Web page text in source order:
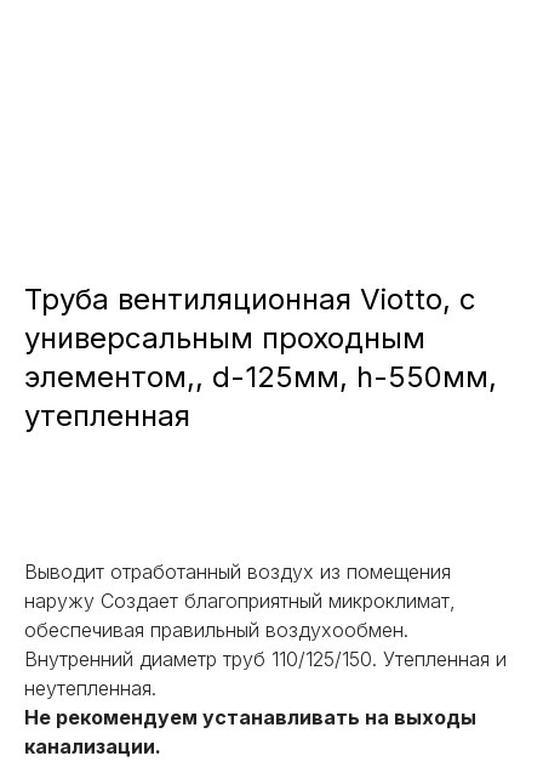
Труба вентиляционная Viotto, с
универсальным проходным
элементом,, d-125мм, h-550мм,
утепленная
Выводит отработанный воздух из помещения
наружу Создает благоприятный микроклимат,
обеспечивая правильный воздухообмен.
Внутренний диаметр труб 110/125/150. Утепленная и
неутепленная.
Не рекомендуем устанавливать на выходы
канализации.
НЕ НАШЛИ НУЖНОЕ
ИЛИ НУЖНА ПОМОЩЬ
С ВЫБОРОМ?
Наш менеджер готов ответить на